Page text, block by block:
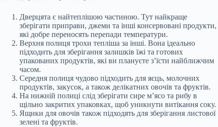
Дверцята є найтеплішою частиною. Тут найкраще
зберігати приправи, джеми та інші консервовані продукти,
які добре переносять перепади температури.
Верхня полиця трохи тепліша за інші. Вона ідеально
підходить для зберігання залишків їжі та готових
упакованих продуктів, які ви плануєте з’їсти найближчим
часом.
Середня полиця чудово підходить для яєць, молочних
продуктів, закусок, а також делікатних овочів та фруктів.
На нижній полиці слід зберігати сире м’ясо та рибу в
щільно закритих упаковках, щоб уникнути витікання соку.
Ящики для овочів також підходять для зберігання листової
зелені та фруктів.